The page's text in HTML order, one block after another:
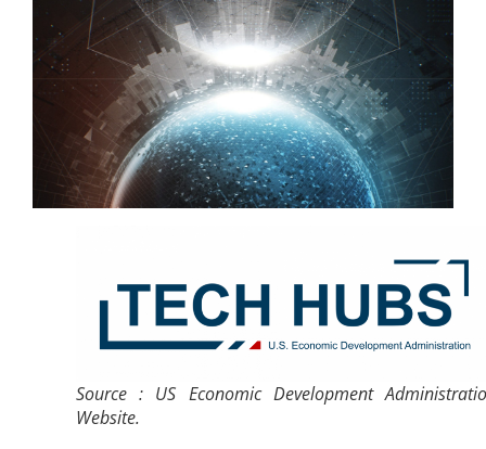
Source : US Economic Development
Website.